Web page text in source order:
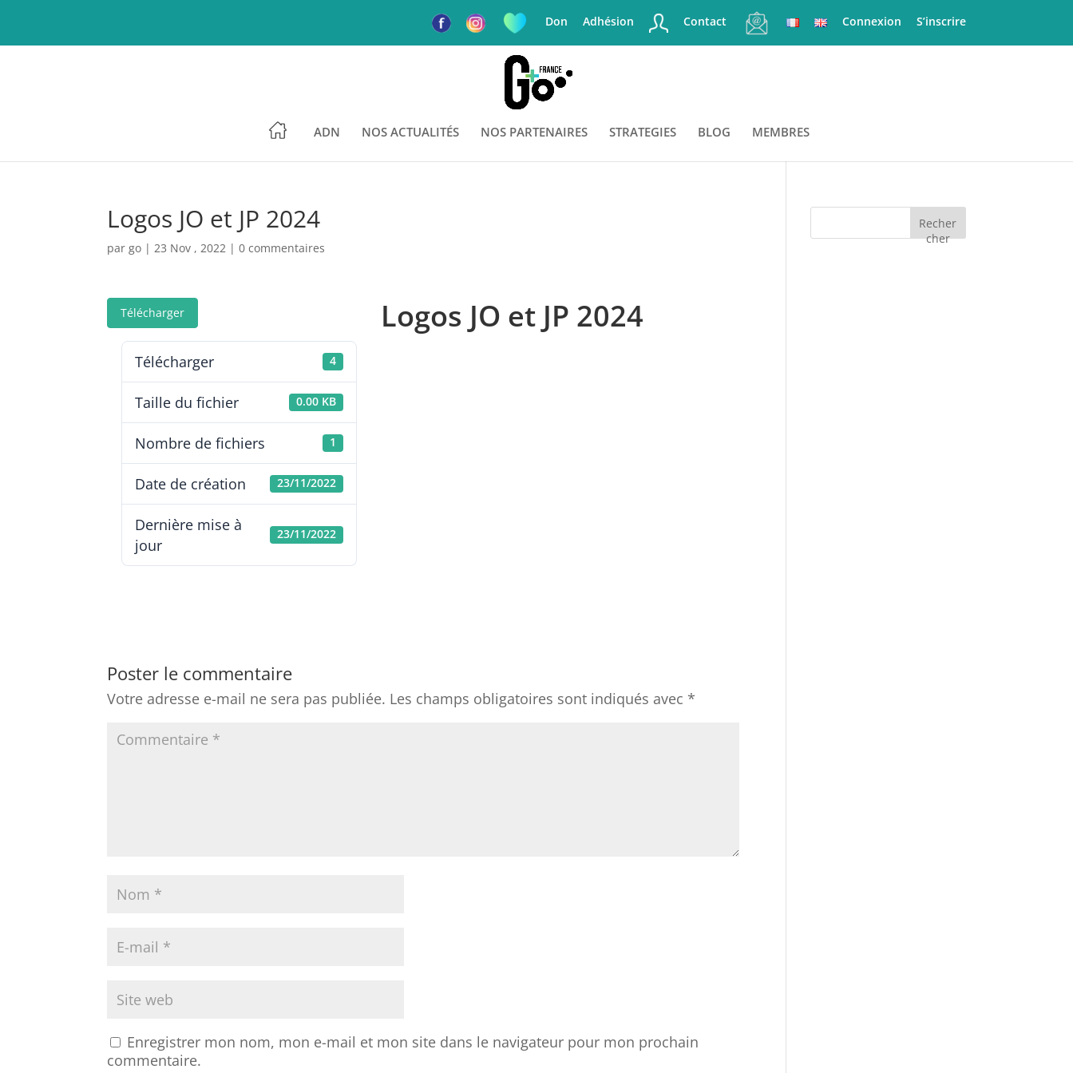
Don Adhésion Contact Connexion S’inscrire
ADN NOS ACTUALITÉS NOS PARTENAIRES STRATEGIES BLOG MEMBRES
Logos JO et JP 2024
pargo |23 Nov , 2022 |0 commentaires
Télécharger
Télécharger 4
Taille du fichier 0.00 KB
Nombre de fichiers 1
Date de création 23/11/2022
Dernière mise à
jour
23/11/2022
Logos JO et JP 2024
Poster le commentaire
Votre adresse e-mail ne sera pas publiée. Les champs obligatoires sont indiqués avec *
Enregistrer mon nom, mon e-mail et mon site dans le navigateur pour mon prochain
commentaire.
Recher
cher